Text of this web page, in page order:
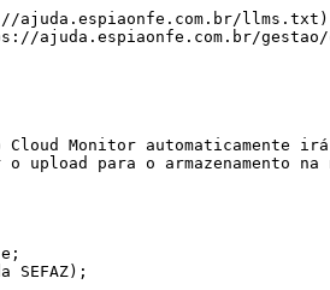
llms.txt).
ajuda.espiaonfe.com.br/
Monitor
para o armazenamento na
SEFAZ);